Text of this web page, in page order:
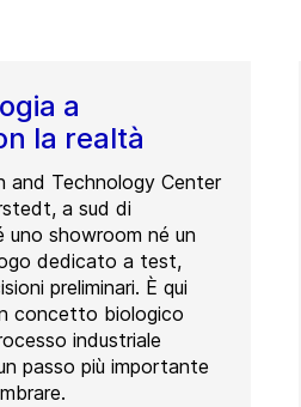
a
la realtà
and Technology Center
a sud di
uno showroom né un
dedicato a test,
preliminari. È qui
concetto biologico
industriale
passo più importante